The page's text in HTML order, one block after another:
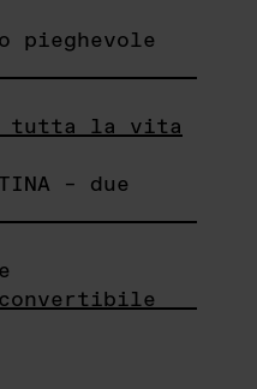
pieghevole
tutta la vita
– due